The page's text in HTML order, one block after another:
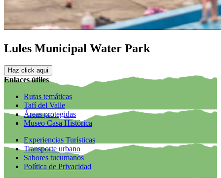
Lules Municipal Water Park
Haz click aqui
Enlaces útiles
Rutas temáticas
Tafí del Valle
Áreas protegidas
Museo Casa Histórica
Experiencias Turísticas
Transporte urbano
Sabores tucumanos
Política de Privacidad